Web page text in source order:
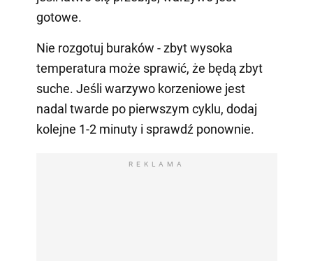
gotowe.
Nie rozgotuj buraków - zbyt wysoka
temperatura może sprawić, że będą zbyt
suche. Jeśli warzywo korzeniowe jest
nadal twarde po pierwszym cyklu, dodaj
kolejne 1-2 minuty i sprawdź ponownie.
REKLAMA